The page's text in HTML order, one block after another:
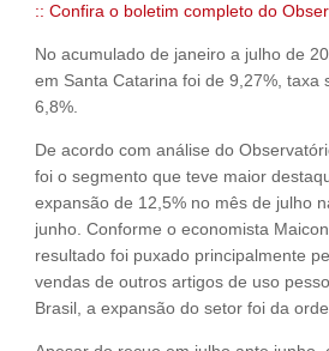
:: Confira o boletim completo do
No acumulado de janeiro a julho de
em Santa Catarina foi de 9,27%, taxa
6,8%.
De acordo com análise do
foi o segmento que teve maior
expansão de 12,5% no mês de julho
junho. Conforme o economista
resultado foi puxado principalmente
vendas de outros artigos de uso
Brasil, a expansão do setor foi da